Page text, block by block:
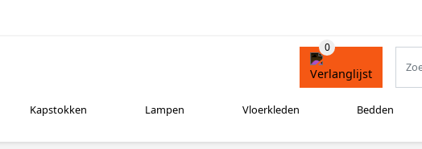
Kapstokken Lampen Vloerkleden Bedden